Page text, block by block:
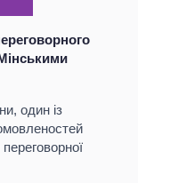
один із